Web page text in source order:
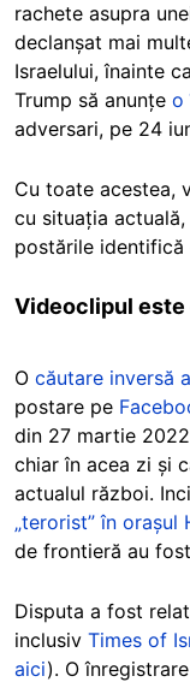
rachete asupra
declanșat mai
Israelului, înainte
Trump să anunțe o
adversari, pe 24
Cu toate acestea,
cu situația
postările
Videoclipul este
O căutare inversă
postare pe
din 27 martie
chiar în acea zi și
actualul război.
„terorist” în orașul
de frontieră au
Disputa a fost
inclusiv Times of
aici). O